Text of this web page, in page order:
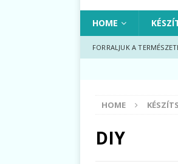
HOME
FORRALJUK A
HOME
DIY